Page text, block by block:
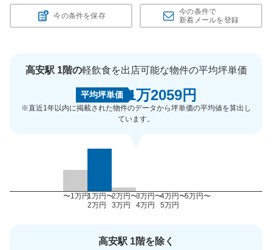
今の条件を保存
今の条件で
新着メールを登録
高安駅 1階の軽飲食を出店可能な物件の平均坪単価
平均坪単価 1万2059円
※直近1年以内に掲載された物件のデータから坪単価の平均値を算出し
ています。
〜1万円1万円〜
2万円
2万円〜
3万円
3万円〜
4万円
4万円〜
5万円
5万円〜
高安駅 1階を除く